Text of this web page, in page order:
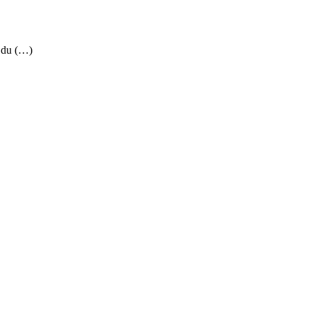
du (…)